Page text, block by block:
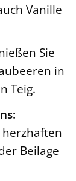
Vanille
Sie
in
Teig.
herzhaften
Beilage